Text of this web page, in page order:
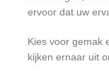
ervoor dat uw
Kies voor gemak
kijken ernaar uit